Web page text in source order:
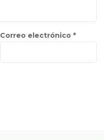
Correo electrónico *